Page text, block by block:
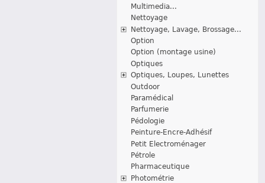
Multimedia...
Nettoyage
Nettoyage, Lavage, Brossage...
Option
Option (montage usine)
Optiques
Optiques, Loupes, Lunettes
Outdoor
Paramédical
Parfumerie
Pédologie
Peinture-Encre-Adhésif
Petit Electroménager
Pétrole
Pharmaceutique
Photométrie